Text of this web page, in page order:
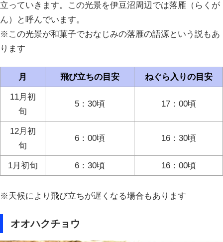
立っていきます。この光景を伊豆沼周辺では落雁（らくが
ん）と呼んでいます。
※この光景が和菓子でおなじみの落雁の語源という説もあ
ります
月 飛び立ちの目安 ねぐら入りの目安
11月初
旬
5：30頃 17：00頃
12月初
旬
6：00頃 16：30頃
1月初旬 6：30頃 16：00頃
※天候により飛び立ちが遅くなる場合もあります
オオハクチョウ